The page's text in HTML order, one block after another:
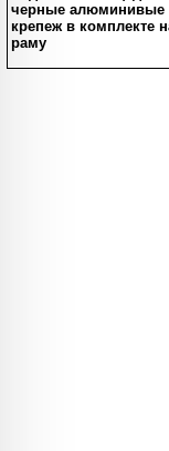
черные алюминивые
крепеж в комплекте
раму